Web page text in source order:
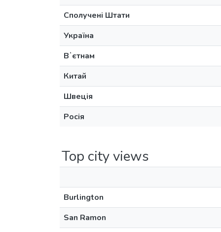
Сполучені Штати
Україна
Вʼєтнам
Китай
Швеція
Росія
Top city views
Burlington
San Ramon